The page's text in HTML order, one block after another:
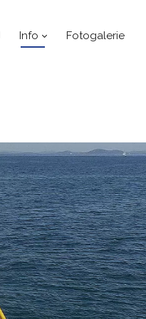
Info Fotogalerie